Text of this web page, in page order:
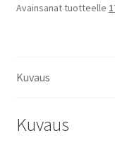
Avainsanat tuotteelle
Kuvaus
Kuvaus